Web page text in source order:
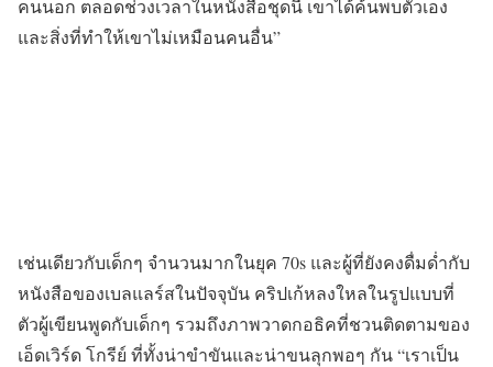
คนนอก ตลอดช่วงเวลาในหนังสือชุดนี้ เขาได้ค้นพบตัวเอง
และสิ่งที่ทำให้เขาไม่เหมือนคนอื่น”
เช่นเดียวกับเด็กๆ จำนวนมากในยุค 70s และผู้ที่ยังคงดื่มด่ำกับ
หนังสือของเบลแลร์สในปัจจุบัน คริปเก้หลงใหลในรูปแบบที่
ตัวผู้เขียนพูดกับเด็กๆ รวมถึงภาพวาดกอธิคที่ชวนติดตามของ
เอ็ดเวิร์ด โกรีย์ ที่ทั้งน่าขำขันและน่าขนลุกพอๆ กัน “เราเป็น